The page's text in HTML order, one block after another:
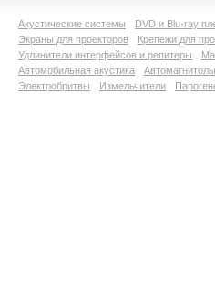
Акустические системы
DVD и Blu-ray
Экраны для проекторов
Крепежи для
Удлинители интерфейсов и репитеры
Автомобильная акустика
Автомагнитолы
Электробритвы
Измельчители